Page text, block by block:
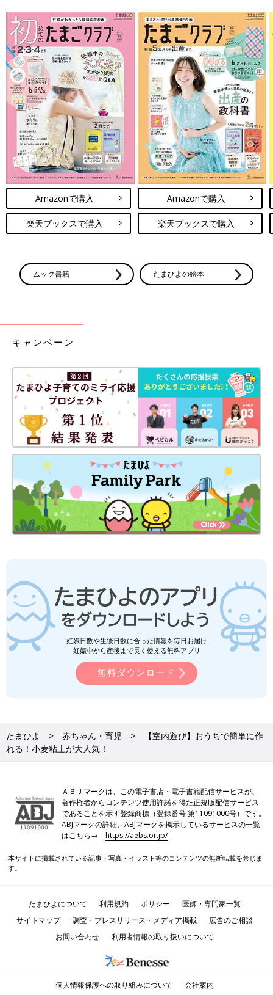
Amazonで購入
楽天ブックスで購入
Amazonで購入
楽天ブックスで購入
ムック書籍 たまひよの絵本
キャンペーン
妊娠日数や生後日数に合った情報を毎日お届け
妊娠中から産後まで長く使える無料アプリ
無料ダウンロード
たまひよ 赤ちゃん・育児
【室内遊び】おうちで簡単に作
れる！小麦粘土が大人気！
ＡＢＪマークは、この電子書店・電子書籍配信サービスが、
著作権者からコンテンツ使用許諾を得た正規版配信サービス
であることを示す登録商標（登録番号 第11091000号）です。
ABJマークの詳細、ABJマークを掲示しているサービスの一覧
はこちら→https://aebs.or.jp/
本サイトに掲載されている記事・写真・イラスト等のコンテンツの無断転載を禁じま
す。
たまひよについて 利用規約 ポリシー
医師・専門家一覧
サイトマップ
調査・プレスリリース・メディア掲載
広告のご相談
お問い合わせ
利用者情報の取り扱いについて
個人情報保護への取り組みについて 会社案内